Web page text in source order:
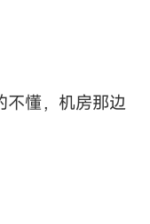
不懂，机房那边